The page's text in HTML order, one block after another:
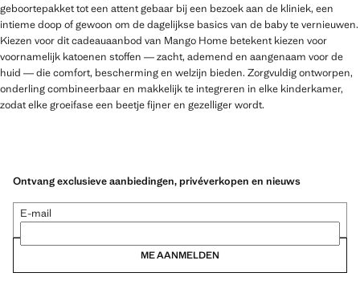
geboortepakket tot een attent gebaar bij een bezoek aan de kliniek, een
intieme doop of gewoon om de dagelijkse basics van de baby te vernieuwen.
Kiezen voor dit cadeauaanbod van Mango Home betekent kiezen voor
voornamelijk katoenen stoffen — zacht, ademend en aangenaam voor de
huid — die comfort, bescherming en welzijn bieden. Zorgvuldig ontworpen,
onderling combineerbaar en makkelijk te integreren in elke kinderkamer,
zodat elke groeifase een beetje fijner en gezelliger wordt.
Ontvang exclusieve aanbiedingen, privéverkopen en nieuws
E-mail
ME AANMELDEN